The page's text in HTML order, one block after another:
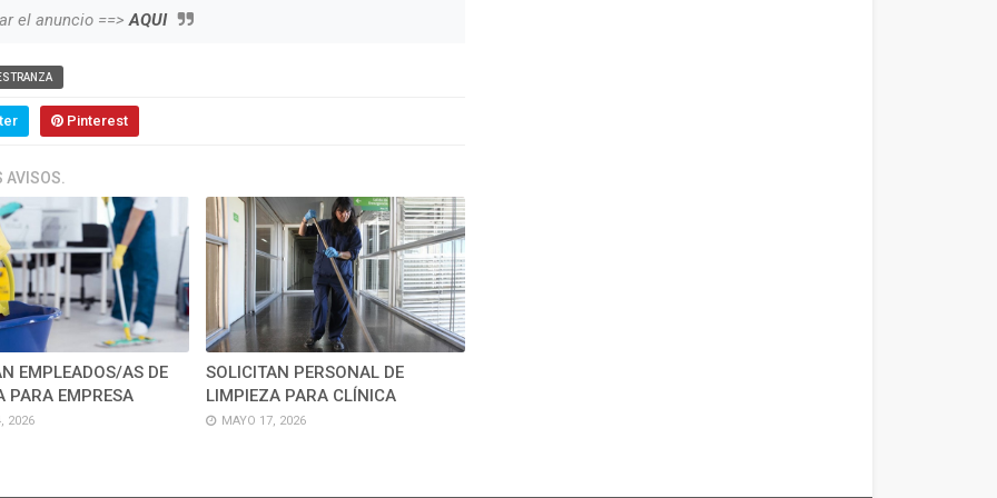
el anuncio ==>AQUI
Pinterest
EMPLEADOS/AS DE
PARA EMPRESA
2026
SOLICITAN PERSONAL DE
LIMPIEZA PARA CLÍNICA
MAYO 17, 2026